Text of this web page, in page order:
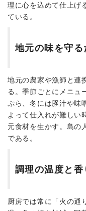
理に心を込めて仕上げ
ている。
地元の味を守る
地元の農家や漁師と連
る。季節ごとにメニュ
ぷら、冬には豚汁や味
よって仕入れが難しい
元食材を生かす。島の
である。
調理の温度と
厨房では常に「火の通